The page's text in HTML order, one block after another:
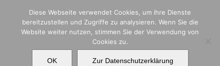
springen
Der Wunsch, verschont zu bleiben, taugt nicht
Diese Webseite verwendet Cookies, um ihre Dienste
bereitzustellen und Zugriffe zu analysieren. Wenn Sie die
Website weiter nutzen, stimmen Sie der Verwendung von
Cookies zu.
OK Zur Datenschutzerklärung